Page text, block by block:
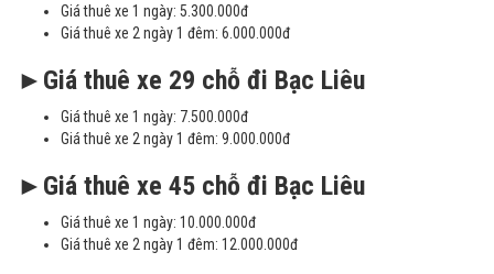
Giá thuê xe 1 ngày: 5.300.000đ
Giá thuê xe 2 ngày 1 đêm: 6.000.000đ
►Giá thuê xe 29 chỗ đi Bạc Liêu
Giá thuê xe 1 ngày: 7.500.000đ
Giá thuê xe 2 ngày 1 đêm: 9.000.000đ
►Giá thuê xe 45 chỗ đi Bạc Liêu
Giá thuê xe 1 ngày: 10.000.000đ
Giá thuê xe 2 ngày 1 đêm: 12.000.000đ